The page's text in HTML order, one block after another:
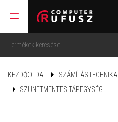
menu
KEZDŐOLDAL SZÁMÍTÁSTECHNIKA
SZÜNETMENTES TÁPEGYSÉG